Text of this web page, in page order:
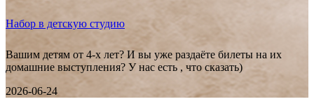
Набор в детскую студию
Вашим детям от 4-х лет? И вы уже раздаёте билеты на их
домашние выступления? У нас есть , что сказать)
2026-06-24